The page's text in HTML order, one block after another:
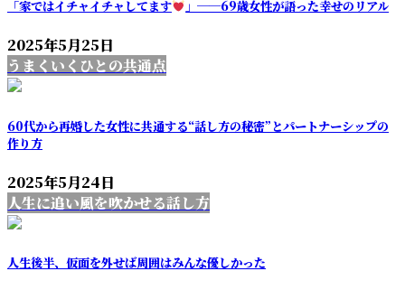
「家ではイチャイチャしてます 」──69歳女性が語った幸せのリアル
2025年5月25日
うまくいくひとの共通点
60代から再婚した女性に共通する“話し方の秘密”とパートナーシップの
作り方
2025年5月24日
人生に追い風を吹かせる話し方
人生後半、仮面を外せば周囲はみんな優しかった